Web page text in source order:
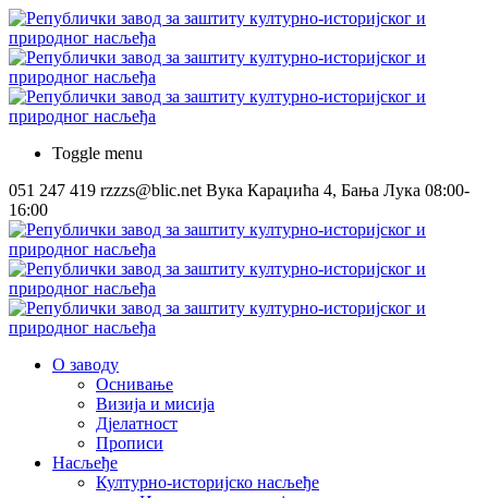
Toggle menu
051 247 419 rzzzs@blic.net Вука Караџића 4, Бања Лука 08:00-
16:00
О заводу
Оснивање
Визија и мисија
Дјелатност
Прописи
Насљеђе
Културно-историјско насљеђе